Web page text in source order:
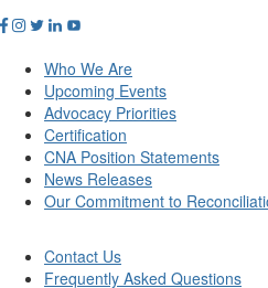
Who We Are
Upcoming Events
Advocacy Priorities
Certification
CNA Position Statements
News Releases
Our Commitment to
Contact Us
Frequently Asked Questions